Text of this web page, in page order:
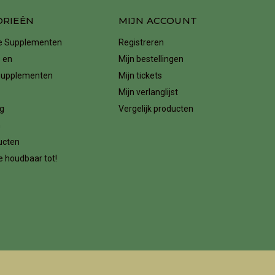
Supplementen
en
houdbaar tot!
MIJN ACCOUNT
Registreren
Mijn bestellingen
Mijn tickets
Mijn verlanglijst
Vergelijk producten